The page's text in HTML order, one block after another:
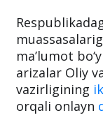
ma’lumot
arizalar Oliy
vazirligining
orqali onlayn